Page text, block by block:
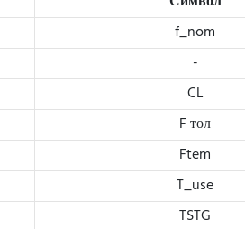
f_nom
-
CL
F тол
Ftem
T_use
TSTG